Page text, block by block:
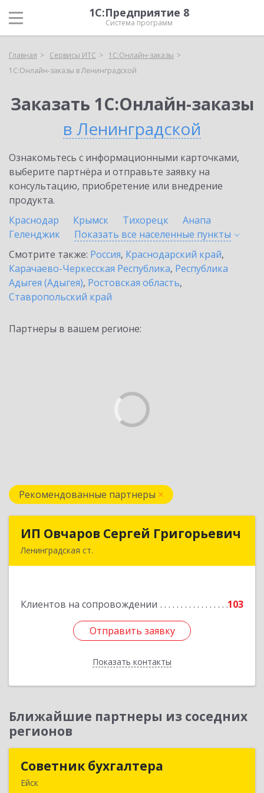
1С:Предприятие 8
Система программ
Главная Сервисы ИТС
1С:Онлайн-заказы
1С:Онлайн-заказы в Ленинградской
Заказать 1С:Онлайн-заказы
в Ленинградской
Ознакомьтесь с информационными карточками,
выберите партнёра и отправьте заявку на
консультацию, приобретение или внедрение
продукта.
Краснодар
Крымск Тихорецк
Анапа
Геленджик
Показать все населенные пункты
Смотрите также: Россия, Краснодарский край,
Карачаево-Черкесская Республика, Республика
Адыгея (Адыгея), Ростовская область,
Ставропольский край
Партнеры в вашем регионе:
Рекомендованные партнеры
ИП Овчаров Сергей Григорьевич
Ленинградская ст.
Клиентов на сопровождении 103
Отправить заявку
Показать контакты
ИП Овчаров Сергей Григорьевич
Ближайшие партнеры из соседних
регионов
Советник бухгалтера
Ейск
Советник бухгалтера